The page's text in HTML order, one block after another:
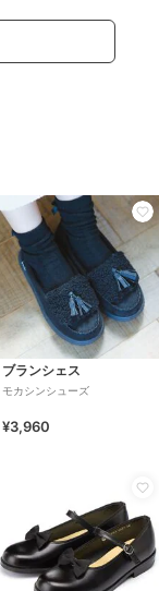
ブランシェス
モカシンシューズ
¥3,960